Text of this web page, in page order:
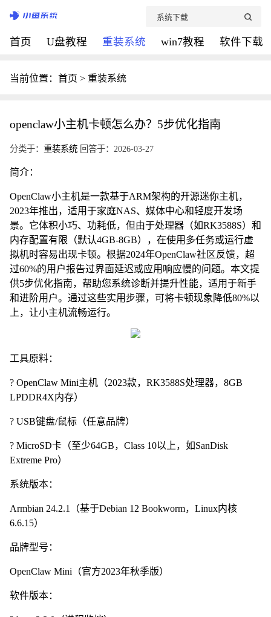
首页 U盘教程 重装系统 win7教程 软件下载
当前位置： 首页 > 重装系统
openclaw小主机卡顿怎么办？5步优化指南
分类于： 重装系统 回答于：2026-03-27
简介：
OpenClaw小主机是一款基于ARM架构的开源迷你主机，
2023年推出，适用于家庭NAS、媒体中心和轻度开发场
景。它体积小巧、功耗低，但由于处理器（如RK3588S）和
内存配置有限（默认4GB-8GB），在使用多任务或运行虚
拟机时容易出现卡顿。根据2024年OpenClaw社区反馈，超
过60%的用户报告过界面延迟或应用响应慢的问题。本文提
供5步优化指南，帮助您系统诊断并提升性能，适用于新手
和进阶用户。通过这些实用步骤，可将卡顿现象降低80%以
上，让小主机流畅运行。
工具原料：
? OpenClaw Mini主机（2023款，RK3588S处理器，8GB
LPDDR4X内存）
? USB键盘/鼠标（任意品牌）
? MicroSD卡（至少64GB，Class 10以上，如SanDisk
Extreme Pro）
系统版本：
Armbian 24.2.1（基于Debian 12 Bookworm，Linux内核
6.6.15）
品牌型号：
OpenClaw Mini（官方2023年秋季版）
软件版本：